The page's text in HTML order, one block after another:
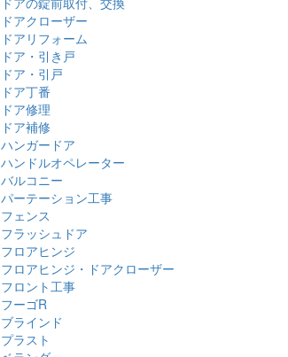
ドアクローザー
ドアリフォーム
ドア・引き戸
ドア・引戸
ドア丁番
ドア修理
ドア補修
ハンガードア
ハンドルオペレーター
バルコニー
パーテーション工事
フェンス
フラッシュドア
フロアヒンジ
フロアヒンジ・ドアクローザー
フロント工事
フーゴR
ブラインド
プラスト